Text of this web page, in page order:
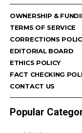
OWNERSHIP &
TERMS OF SERVICE
CORRECTIONS
EDITORIAL BOARD
ETHICS POLICY
FACT CHECKING
CONTACT US
Popular